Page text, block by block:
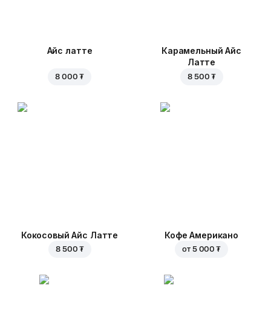
Айс латте
8 000 ₮
Карамельный Айс
Латте
8 500 ₮
Кокосовый Айс Латте
8 500 ₮
Кофе Американо
от 5 000 ₮